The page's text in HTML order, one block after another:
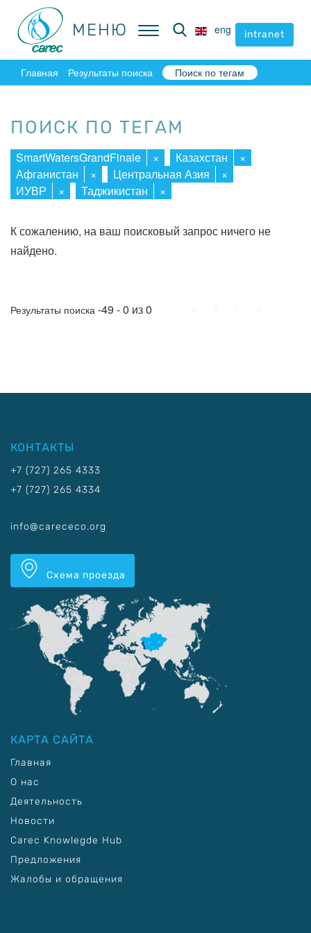
МЕНЮ eng intranet
МЕНЮ eng intranet
Главная Результаты поиска Поиск по тегам
ПОИСК ПО ТЕГАМ
SmartWatersGrandFinale × Казахстан
×
Афганистан
× Центральная Азия
×
ИУВР
× Таджикистан ×
К сожалению, на ваш поисковый запрос ничего не
найдено.
Результаты поиска -49 - 0 из 0
КОНТАКТЫ
+7 (727) 265 4333
+7 (727) 265 4334
info@carececo.org
Схема проезда
КАРТА САЙТА
Главная
О нас
Деятельность
Новости
Carec Knowlegde Hub
Предложения
Жалобы и обращения